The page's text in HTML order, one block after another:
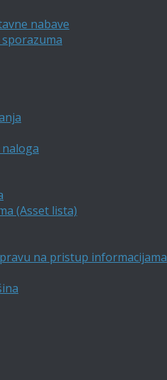
nabave
(Asset lista)
na pristup informacijama